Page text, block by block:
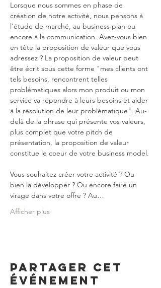
Lorsque nous sommes en phase de
création de notre activité, nous pensons à
l'étude de marché, au business plan ou
encore à la communication. Avez-vous bien
en tête la proposition de valeur que vous
adressez ? La proposition de valeur peut
être écrit sous cette forme "mes clients ont
tels besoins, rencontrent telles
problématiques alors mon produit ou mon
service va répondre à leurs besoins et aider
à la résolution de leur problématique". Au-
delà de la phrase qui présente vos valeurs,
plus complet que votre pitch de
présentation, la proposition de valeur
Vous souhaitez créer votre activité ? Ou
bien la développer ? Ou encore faire un
virage dans votre offre ? Au…
Afficher plus
Partager cet
événement